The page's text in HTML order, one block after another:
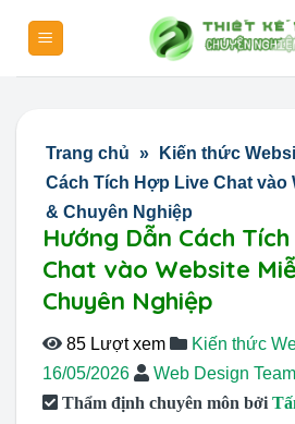
content
Trang chủ » Kiến thức
Cách Tích Hợp Live Chat vào
& Chuyên Nghiệp
Hướng Dẫn Cách
Chat vào Website
Chuyên Nghiệp
85 Lượt xem Kiến thức
16/05/2026
Web Design Team
Thẩm định chuyên môn bởi